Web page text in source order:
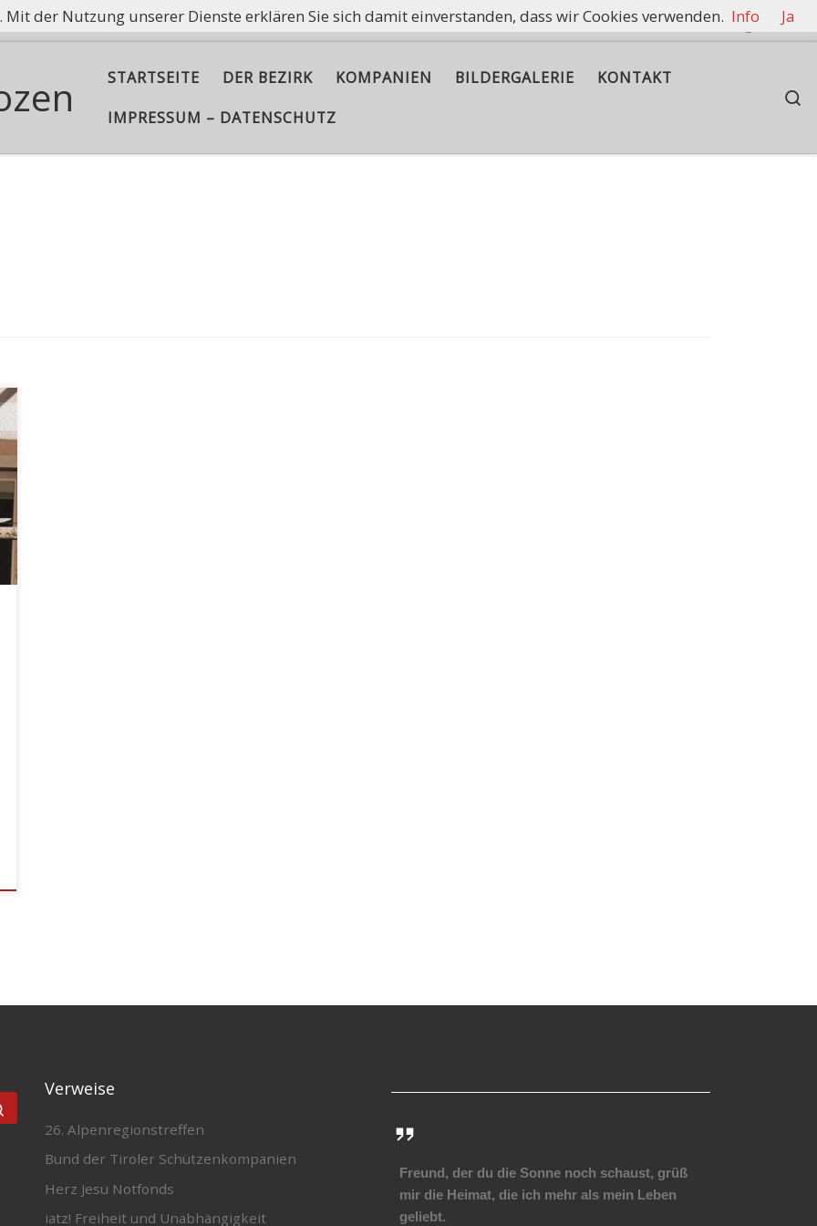
nicht, Asche aufzubewahren, sondern die Flamme am Brennen zu halten.
STARTSEITE DER BEZIRK KOMPANIEN BILDERGALERIE
KONTAKT
IMPRESSUM – DATENSCHUTZ
Verweise
26. Alpenregionstreffen
Bund der Tiroler Schützenkompanien
Herz Jesu Notfonds
iatz! Freiheit und Unabhängigkeit
Freund, der du die Sonne noch schaust, grüß
mir die Heimat, die ich mehr als mein Leben
geliebt.
der Nutzung unserer Dienste erklären Sie sich damit einverstanden, dass wir Cookies verwenden. Info Ja